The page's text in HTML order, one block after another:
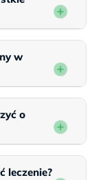
w
o
leczenie?